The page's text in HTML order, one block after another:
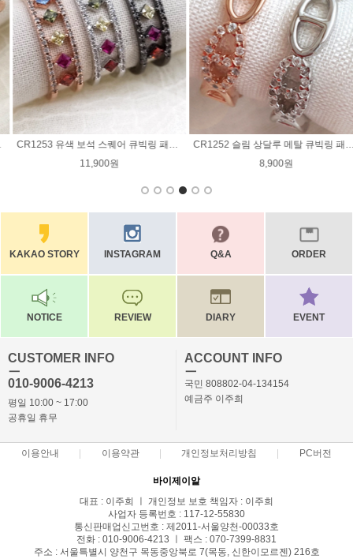
CR1252 슬림 상달루 메탈 큐빅링 패션 반지
8,900원
CR1250 루이 클로버 큐빅링 패션 반지
15,900원
KAKAO STORY INSTAGRAM Q&A ORDER
NOTICE REVIEW DIARY EVENT
CUSTOMER INFO
ㅡ
010-9006-4213
평일 10:00 ~ 17:00
공휴일 휴무
ACCOUNT INFO
ㅡ
국민 808802-04-134154
예금주 이주희
이용안내 이용약관 개인정보처리방침 PC버전
바이제이알
대표 : 이주희 ㅣ 개인정보 보호 책임자 : 이주희
사업자 등록번호 : 117-12-55830
통신판매업신고번호 : 제2011-서울양천-00033호
전화 : 010-9006-4213 ㅣ 팩스 : 070-7399-8831
주소 : 서울특별시 양천구 목동중앙북로 7(목동, 신한이모르젠) 216호